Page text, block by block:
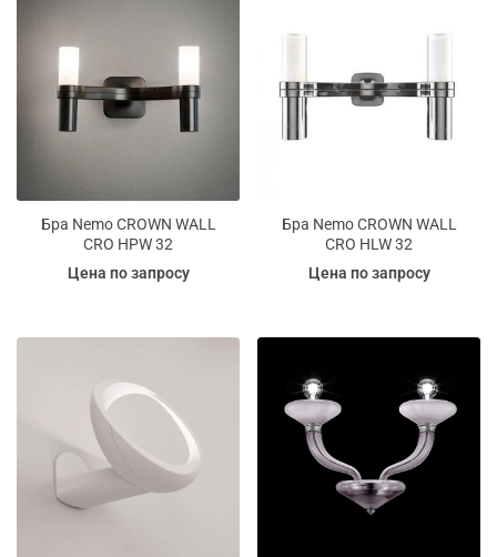
Бра Nemo CROWN WALL
CRO HPW 32
Цена по запросу
Бра Nemo CROWN WALL
CRO HLW 32
Цена по запросу